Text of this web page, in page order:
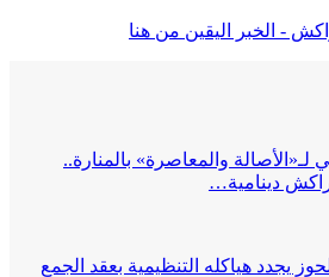
- الخبر اليقين من هنا
لـ«الأصالة والمعاصرة» بالمنارة..
دينامية…
يجدد هياكله التنظيمية بعقد الجمع